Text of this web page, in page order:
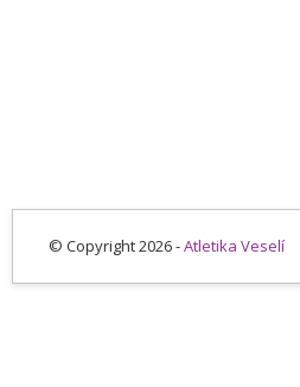
© Copyright 2026 -Atletika Veselí